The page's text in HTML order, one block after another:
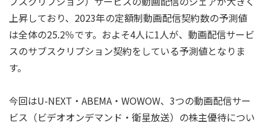
上昇しており、2023年の定額制動画配信契約数の予測値
は全体の25.2％です。およそ4人に1人が、動画配信サービ
スのサブスクリプション契約をしている予測値となりま
す。
今回はU-NEXT・ABEMA・WOWOW、3つの動画配信サー
ビス（ビデオオンデマンド・衛星放送）の株主優待につい